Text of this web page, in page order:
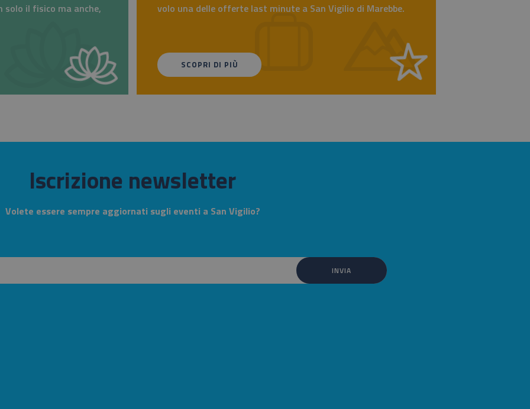
solo il fisico ma anche,
volo una delle offerte last minute a San Vigilio di Marebbe.
SCOPRI DI PIÙ
Iscrizione newsletter
Volete essere sempre aggiornati sugli eventi a San Vigilio?